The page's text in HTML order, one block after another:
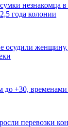
незнакомца
года колонии
осудили
до +30,
перевозки